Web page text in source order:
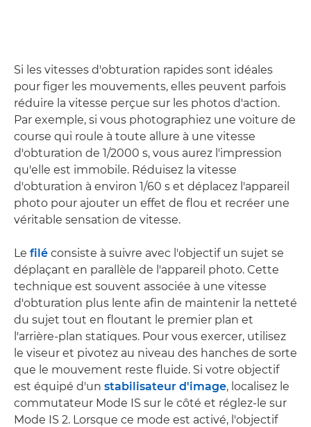
Si les vitesses d'obturation rapides sont idéales
pour figer les mouvements, elles peuvent parfois
réduire la vitesse perçue sur les photos d'action.
Par exemple, si vous photographiez une voiture de
course qui roule à toute allure à une vitesse
d'obturation de 1/2000 s, vous aurez l'impression
qu'elle est immobile. Réduisez la vitesse
d'obturation à environ 1/60 s et déplacez l'appareil
photo pour ajouter un effet de flou et recréer une
véritable sensation de vitesse.
Le filé consiste à suivre avec l'objectif un sujet se
déplaçant en parallèle de l'appareil photo. Cette
technique est souvent associée à une vitesse
d'obturation plus lente afin de maintenir la netteté
du sujet tout en floutant le premier plan et
l'arrière-plan statiques. Pour vous exercer, utilisez
le viseur et pivotez au niveau des hanches de sorte
que le mouvement reste fluide. Si votre objectif
est équipé d'un stabilisateur d'image, localisez le
commutateur Mode IS sur le côté et réglez-le sur
Mode IS 2. Lorsque ce mode est activé, l'objectif